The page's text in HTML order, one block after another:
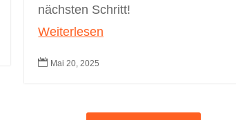
nächsten Schritt!
Weiterlesen
 Mai 20, 2025